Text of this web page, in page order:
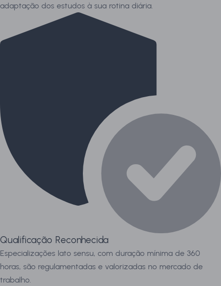
adaptação dos estudos à sua rotina diária.
Qualificação Reconhecida
Especializações lato sensu, com duração mínima de 360
horas, são regulamentadas e valorizadas no mercado de
trabalho.